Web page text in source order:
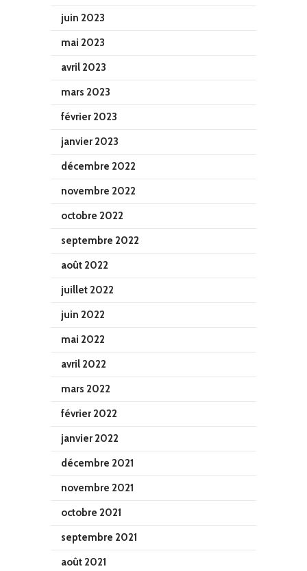
juin 2023
mai 2023
avril 2023
mars 2023
février 2023
janvier 2023
décembre 2022
novembre 2022
octobre 2022
septembre 2022
août 2022
juillet 2022
juin 2022
mai 2022
avril 2022
mars 2022
février 2022
janvier 2022
décembre 2021
novembre 2021
octobre 2021
septembre 2021
août 2021